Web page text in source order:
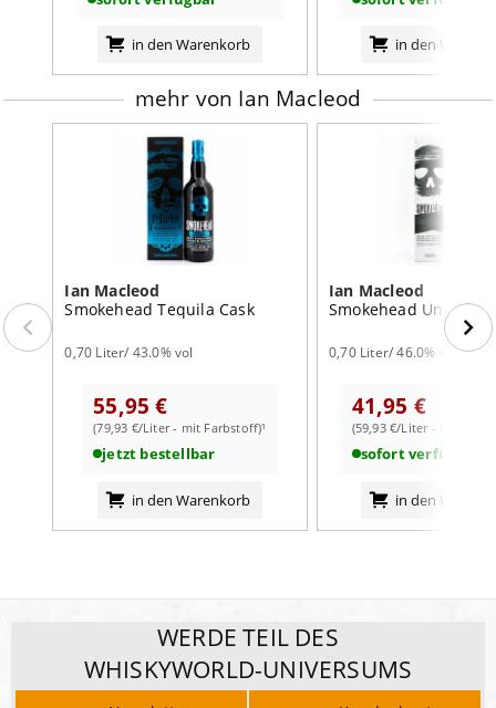
• Gelegenheit: ideal für Kenner, die kräftige
als Geschenk oder Highlight im Regal
mit dem Smokehead 15 Jahre eine
Islay‑Rebellion, die gereift, intensiver und nuancierter
daherkommt – ein Feuerwerk aus Rauch, Kräutern und
Zitrus, das lange nachhallt.
Kaufen Sie Ihren Smokehead 15 Jahre
in den Warenkorb in den
mehr von Ian Macleod
Ian Macleod
Smokehead Tequila Cask
0,70 Liter/ 43.0% vol
55,95 €
(79,93 €/Liter - mit Farbstoff)¹
jetzt bestellbar
in den Warenkorb
Ian Macleod
Smokehead
0,70 Liter/ 46.0% vol
41,95 €
(59,93 €/Liter - ohne
sofort verfügbar
in den
WERDE TEIL DES
WHISKYWORLD-UNIVERSUMS